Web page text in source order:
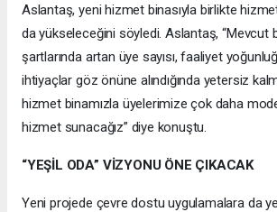
Aslantaş, yeni hizmet binasıyla birlikte
da yükseleceğini söyledi. Aslantaş, “Mevcut
şartlarında artan üye sayısı, faaliyet
ihtiyaçlar göz önüne alındığında yetersiz
hizmet binamızla üyelerimize çok daha
hizmet sunacağız” diye konuştu.
“YEŞİL ODA” VİZYONU ÖNE ÇIKACAK
Yeni projede çevre dostu uygulamalara da